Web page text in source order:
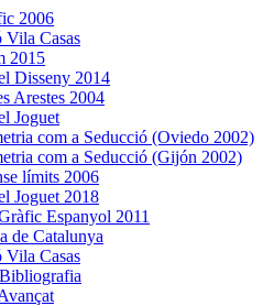
2006
Vila Casas
2015
Disseny 2014
Arestes 2004
Joguet
com a Seducció (Oviedo 2002)
com a Seducció (Gijón 2002)
límits 2006
Joguet 2018
Espanyol 2011
de Catalunya
Vila Casas
Bibliografia